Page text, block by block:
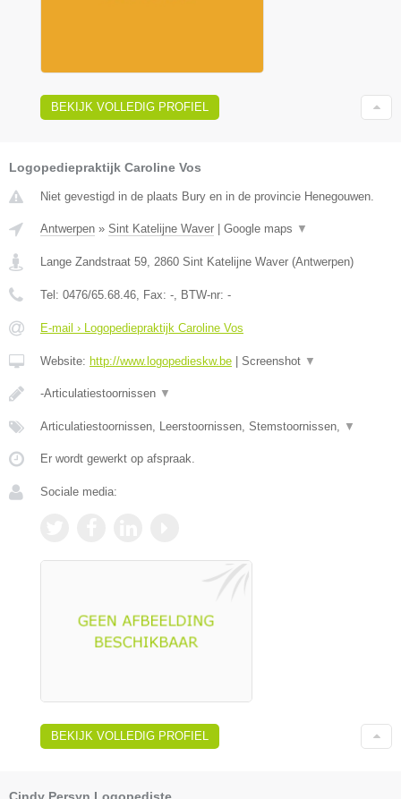
BEKIJK VOLLEDIG PROFIEL
Logopediepraktijk Caroline Vos
Niet gevestigd in de plaats Bury en in de provincie Henegouwen.
Antwerpen » Sint Katelijne Waver Google maps ▼
Lange Zandstraat 59, 2860 Sint Katelijne Waver (Antwerpen)
Tel: 0476/65.68.46, Fax: -, BTW-nr: -
E-mail › Logopediepraktijk Caroline Vos
Website: http://www.logopedieskw.be Screenshot ▼
-Articulatiestoornissen ▼
Articulatiestoornissen, Leerstoornissen, Stemstoornissen, ▼
Er wordt gewerkt op afspraak.
Sociale media:
BEKIJK VOLLEDIG PROFIEL
Cindy Persyn Logopediste